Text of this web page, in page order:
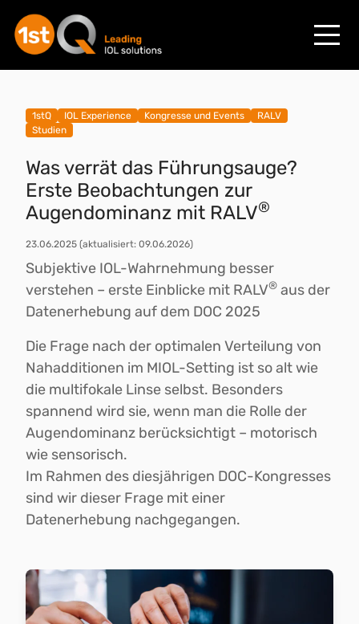
1stQ IOL Experience Kongresse und Events
RALV
Studien
Was verrät das Führungsauge?
Erste Beobachtungen zur
Augendominanz mit RALV®
23.06.2025 (aktualisiert: 09.06.2026)
Subjektive IOL-Wahrnehmung besser
verstehen – erste Einblicke mit RALV® aus der
Datenerhebung auf dem DOC 2025
Die Frage nach der optimalen Verteilung von
Nahadditionen im MIOL-Setting ist so alt wie
die multifokale Linse selbst. Besonders
spannend wird sie, wenn man die Rolle der
Augendominanz berücksichtigt – motorisch
wie sensorisch.
Im Rahmen des diesjährigen DOC-Kongresses
sind wir dieser Frage mit einer
Datenerhebung nachgegangen.